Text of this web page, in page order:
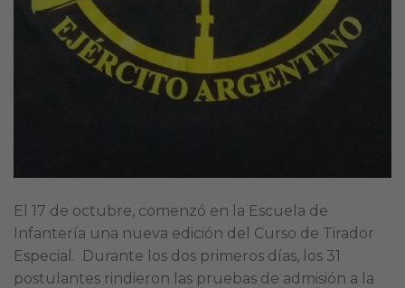
El 17 de octubre, comenzó en la Escuela de
Infantería una nueva edición del Curso de Tirador
Especial. Durante los dos primeros días, los 31
postulantes rindieron las pruebas de admisión a la